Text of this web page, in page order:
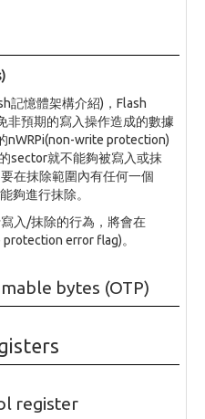
記憶體架構介紹)，Flash
非預期的寫入操作造成的數據
nWRPi(non-write protection)
sector就不能夠被寫入或抹
在抹除範圍內有任何一個
夠進行抹除。
入/抹除的行為，將會在
protection error flag)。
bytes (OTP)
register